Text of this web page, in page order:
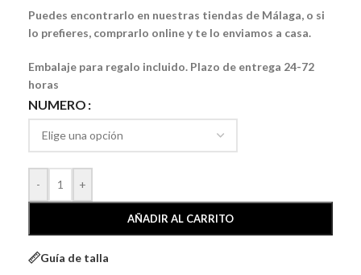
Puedes encontrarlo en nuestras tiendas de Málaga, o si
lo prefieres, comprarlo online y te lo enviamos a casa.
Embalaje para regalo incluido. Plazo de entrega 24-72
horas
NUMERO
- +
AÑADIR AL CARRITO
Guía de talla